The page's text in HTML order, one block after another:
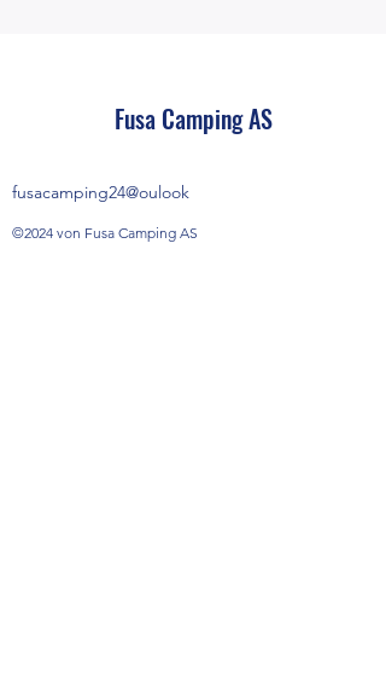
Fusa Camping AS
fusacamping24@oulook
©2024 von Fusa Camping AS